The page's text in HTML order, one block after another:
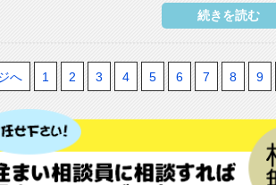
続きを読む
へ 1 2 3 4 5 6 7 8 9